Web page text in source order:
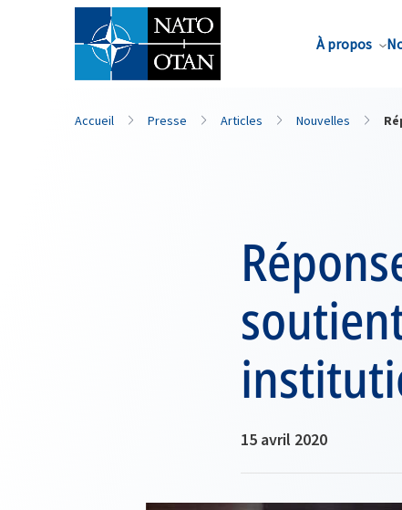
À propos
Nom de famille*
Accueil Presse Articles Nouvelles
15 avril 2020